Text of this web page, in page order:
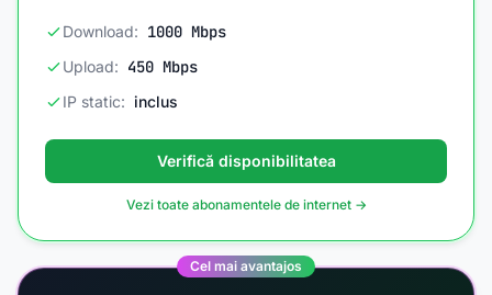
Download: 1000 Mbps
Upload: 450 Mbps
IP static: inclus
Verifică disponibilitatea
Vezi toate abonamentele de internet →
Cel mai avantajos